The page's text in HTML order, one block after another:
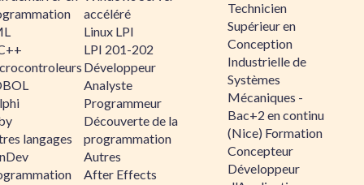
langages
accéléré
Linux LPI
LPI 201-202
Développeur
Analyste
Programmeur
Découverte de la
programmation
Autres
After Effects
Technicien
Supérieur en
Conception
Industrielle de
Systèmes
Mécaniques -
Bac+2 en continu
(Nice) Formation
Concepteur
Développeur